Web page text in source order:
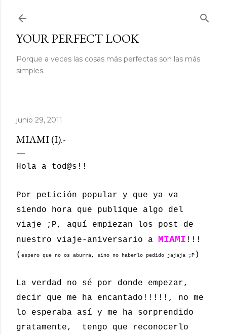
YOUR PERFECT LOOK
Porque a veces las cosas más perfectas son las más
simples.
junio 29, 2011
MIAMI (I).-
Hola a tod@s!!
Por petición popular y que ya va
siendo hora que publique algo del
viaje ;P, aquí empiezan los post de
nuestro viaje-aniversario a MIAMI !!!
( espero que no os aburra, sino no haberlo pedido jajaja ;P )
La verdad no sé por donde empezar,
decir que me ha encantado!!!!!, no me
lo esperaba así y me ha sorprendido
gratamente, tengo que reconocerlo